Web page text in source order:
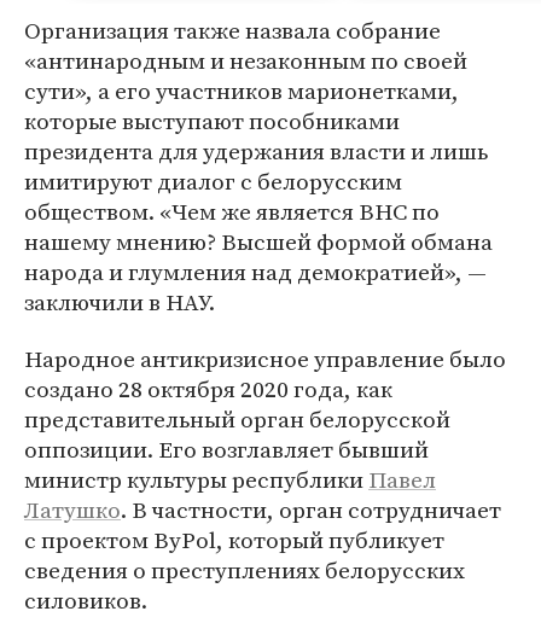
Организация также назвала собрание
«антинародным и незаконным по своей
сути», а его участников марионетками,
которые выступают пособниками
президента для удержания власти и лишь
имитируют диалог с белорусским
обществом. «Чем же является ВНС по
нашему мнению? Высшей формой обмана
народа и глумления над демократией», —
заключили в НАУ.
Народное антикризисное управление было
создано 28 октября 2020 года, как
представительный орган белорусской
оппозиции. Его возглавляет бывший
министр культуры республикиПавел
Латушко. В частности, орган сотрудничает
с проектом ByPol, который публикует
сведения о преступлениях белорусских
силовиков.